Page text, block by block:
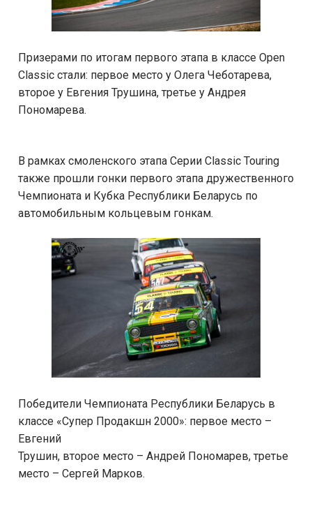
Призерами по итогам первого этапа в классе Open
Classic стали: первое место у Олега Чеботарева,
второе у Евгения Трушина, третье у Андрея
Пономарева.
В рамках смоленского этапа Серии Classic Touring
также прошли гонки первого этапа дружественного
Чемпионата и Кубка Республики Беларусь по
автомобильным кольцевым гонкам.
Победители Чемпионата Республики Беларусь в
классе «Супер Продакшн 2000»: первое место –
Евгений
Трушин, второе место – Андрей Пономарев, третье
место – Сергей Марков.